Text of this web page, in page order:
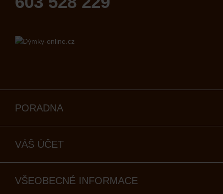
PORADNA
VÁŠ ÚČET
VŠEOBECNÉ INFORMACE